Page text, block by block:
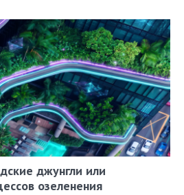
джунгли или
озеленения